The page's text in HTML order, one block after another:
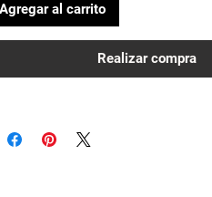
Agregar al carrito
Realizar compra